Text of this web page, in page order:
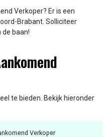
Verkoper? Er is een
Brabant. Solliciteer
baan!
te bieden. Bekijk hieronder
Verkoper